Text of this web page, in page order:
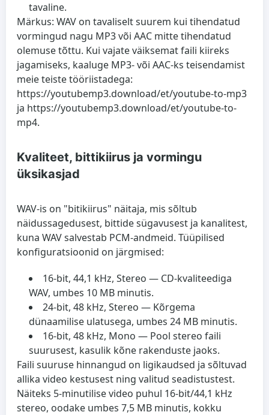
tavaline.
Märkus: WAV on tavaliselt suurem kui tihendatud
vormingud nagu MP3 või AAC mitte tihendatud
olemuse tõttu. Kui vajate väiksemat faili kiireks
jagamiseks, kaaluge MP3- või AAC-ks teisendamist
meie teiste tööriistadega:
https://youtubemp3.download/et/youtube-to-mp3
ja https://youtubemp3.download/et/youtube-to-
mp4.
Kvaliteet, bittikiirus ja vormingu
üksikasjad
WAV-is on "bitikiirus" näitaja, mis sõltub
näidussagedusest, bittide sügavusest ja kanalitest,
kuna WAV salvestab PCM-andmeid. Tüüpilised
konfiguratsioonid on järgmised:
16-bit, 44,1 kHz, Stereo — CD-kvaliteediga
WAV, umbes 10 MB minutis.
24-bit, 48 kHz, Stereo — Kõrgema
dünaamilise ulatusega, umbes 24 MB minutis.
16-bit, 48 kHz, Mono — Pool stereo faili
suurusest, kasulik kõne rakenduste jaoks.
Faili suuruse hinnangud on ligikaudsed ja sõltuvad
allika video kestusest ning valitud seadistustest.
Näiteks 5-minutilise video puhul 16-bit/44,1 kHz
stereo, oodake umbes 7,5 MB minutis, kokku